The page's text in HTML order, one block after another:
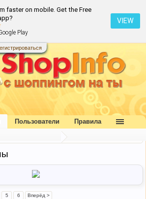
faster on mobile. Get the Free
Play
VIEW
5 6 Вперёд >
Пользователи Правила